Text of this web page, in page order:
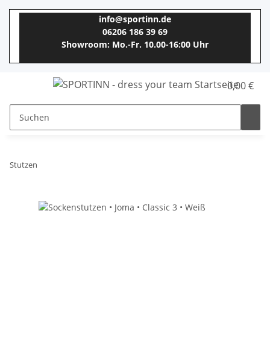
info@sportinn.de
06206 186 39 69
Showroom: Mo.-Fr. 10.00-16:00 Uhr
0,00 €
Stutzen